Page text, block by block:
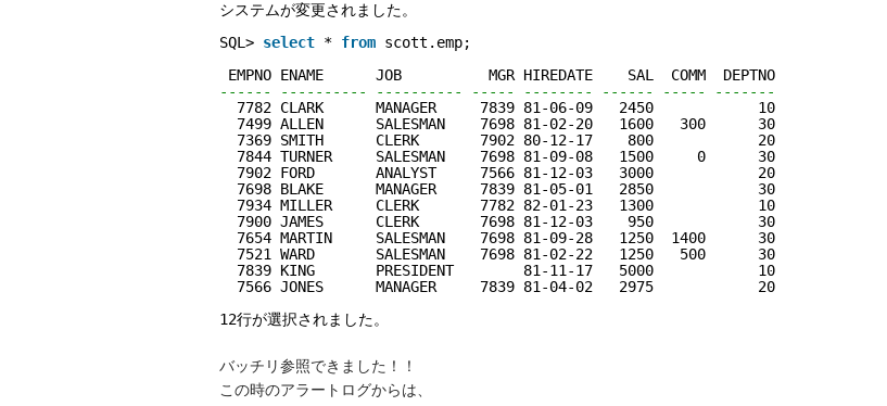
システムが変更されました。
SQL> select * from scott.emp;
EMPNO ENAME      JOB          MGR HIREDATE    SAL  COMM  DEPTNO
------ ---------- ---------- ----- -------- ------ ----- -------
7782 CLARK      MANAGER     7839 81-06-09   2450            10
7499 ALLEN      SALESMAN    7698 81-02-20   1600   300      30
7369 SMITH      CLERK       7902 80-12-17    800            20
7844 TURNER     SALESMAN    7698 81-09-08   1500     0      30
7902 FORD       ANALYST     7566 81-12-03   3000            20
7698 BLAKE      MANAGER     7839 81-05-01   2850            30
7934 MILLER     CLERK       7782 82-01-23   1300            10
7900 JAMES      CLERK       7698 81-12-03    950            30
7654 MARTIN     SALESMAN    7698 81-09-28   1250  1400      30
7521 WARD       SALESMAN    7698 81-02-22   1250   500      30
7839 KING       PRESIDENT        81-11-17   5000            10
7566 JONES      MANAGER     7839 81-04-02   2975            20
12行が選択されました。
バッチリ参照できました！！
この時のアラートログからは、